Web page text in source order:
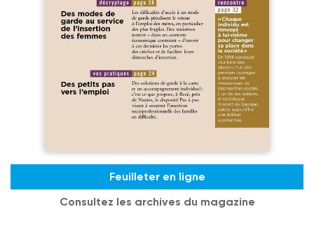
Feuilleter en ligne
Consultez les archives du magazine